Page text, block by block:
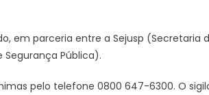
em parceria entre a Sejusp (Secretaria
Segurança Pública).
pelo telefone 0800 647-6300. O